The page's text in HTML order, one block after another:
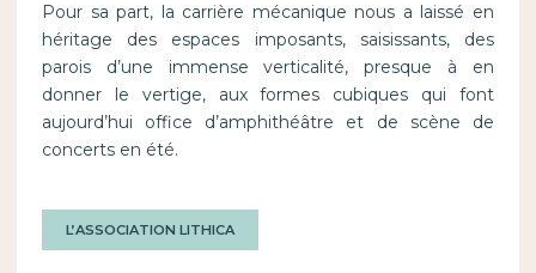
Pour sa part, la carrière mécanique nous a laissé en
héritage des espaces imposants, saisissants, des
parois d’une immense verticalité, presque à en
donner le vertige, aux formes cubiques qui font
aujourd’hui office d’amphithéâtre et de scène de
concerts en été.
L’ASSOCIATION LITHICA